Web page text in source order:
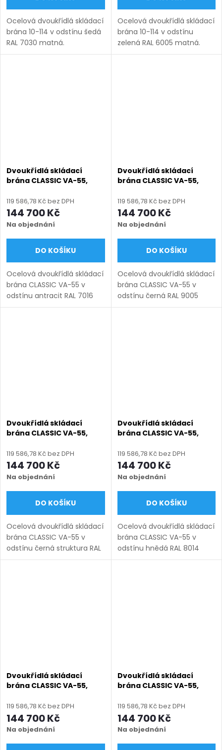
Ocelová dvoukřídlá skládací
brána 10-114 v odstínu šedá
RAL 7030 matná.
Bezúdržbová ocel (žárový
Ocelová dvoukřídlá skládací
brána 10-114 v odstínu
zelená RAL 6005 matná.
Bezúdržbová ocel (žárový
Dvoukřídlá skládací
brána CLASSIC VA-55,
míru (šířka 3000–6000
mm, výška 1000–1950
mm), antracit RAL 7016
matná
119 586,78 Kč bez DPH
144 700 Kč
Na objednání
DO KOŠÍKU
Ocelová dvoukřídlá skládací
brána CLASSIC VA-55 v
odstínu antracit RAL 7016
matná. Bezúdržbová ocel
Dvoukřídlá skládací
brána CLASSIC VA-55,
míru (šířka 3000–6000
mm, výška 1000–1950
mm), černá RAL 9005
matná
119 586,78 Kč bez DPH
144 700 Kč
Na objednání
DO KOŠÍKU
Ocelová dvoukřídlá skládací
brána CLASSIC VA-55 v
odstínu černá RAL 9005
matná. Bezúdržbová ocel
Dvoukřídlá skládací
brána CLASSIC VA-55,
míru (šířka 3000–6000
mm, výška 1000–1950
mm), černá struktura RAL
9005
119 586,78 Kč bez DPH
144 700 Kč
Na objednání
DO KOŠÍKU
Ocelová dvoukřídlá skládací
brána CLASSIC VA-55 v
odstínu černá struktura RAL
9005. Bezúdržbová ocel
Dvoukřídlá skládací
brána CLASSIC VA-55,
míru (šířka 3000–6000
mm, výška 1000–1950
mm), hnědá RAL 8014
matná
119 586,78 Kč bez DPH
144 700 Kč
Na objednání
DO KOŠÍKU
Ocelová dvoukřídlá skládací
brána CLASSIC VA-55 v
odstínu hnědá RAL 8014
matná. Bezúdržbová ocel
Dvoukřídlá skládací
brána CLASSIC VA-55,
míru (šířka 3000–6000
mm, výška 1000–1950
mm), hnědá RAL 8019
matná
119 586,78 Kč bez DPH
144 700 Kč
Na objednání
Dvoukřídlá skládací
brána CLASSIC VA-55,
míru (šířka 3000–6000
mm, výška 1000–1950
mm), modrá 5010 matná
119 586,78 Kč bez DPH
144 700 Kč
Na objednání